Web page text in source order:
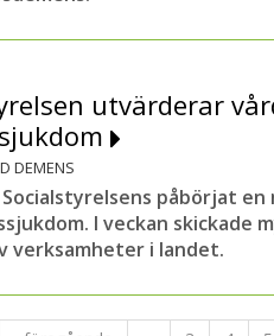
utvärderar
DEMENS
påbörjat
I veckan skickade
verksamheter i landet.